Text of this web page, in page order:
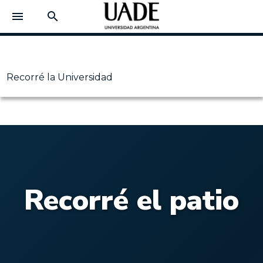
menu search
Recorré la Universidad
Recorré el patio